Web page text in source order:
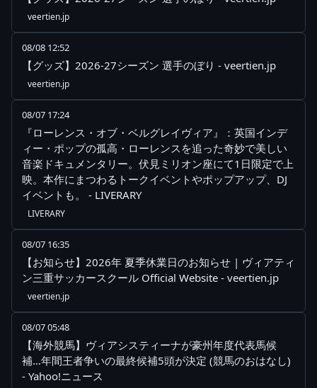
veertien.jp
08/08 12:52
【グッズ】2026-27シーズン 選手のぼり - veertien.jp
veertien.jp
08/07 17:24
『ローレンス・オブ・ベルグレイヴィア』：英国インデ
ィー・ポップの孤高・ローレンスを追った奇妙で美しい
音楽ドキュメンタリー。伏見ミリオン座にて1日限定で上
映。本作にまつわるトークイベントやポップアップ、DJ
イベントも。 - LIVERARY
LIVERARY
08/07 16:35
【お知らせ】2026年 夏季休業日のお知らせ | ヴィアティ
ン三重サッカースクール Official Website - veertien.jp
veertien.jp
08/07 05:48
【海外競馬】ヴィアシスティーナが豪州年度代表馬候
補…年間王者争いの最終候補5頭が決定 (競馬のおはなし)
- Yahoo!ニュース